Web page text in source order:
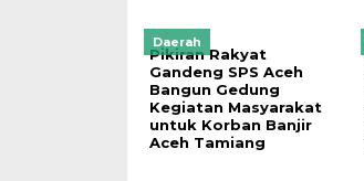
Daerah
Pikiran Rakyat
Gandeng SPS Aceh
Bangun Gedung
Kegiatan Masyarakat
untuk Korban Banjir
Aceh Tamiang